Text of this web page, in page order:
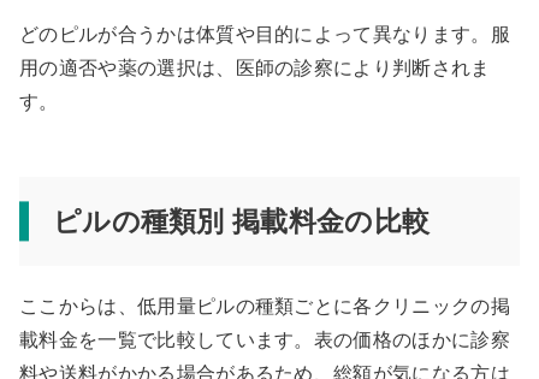
どのピルが合うかは体質や目的によって異なります。服
用の適否や薬の選択は、医師の診察により判断されま
す。
ピルの種類別 掲載料金の比較
ここからは、低用量ピルの種類ごとに各クリニックの掲
載料金を一覧で比較しています。表の価格のほかに診察
料や送料がかかる場合があるため、総額が気になる方は